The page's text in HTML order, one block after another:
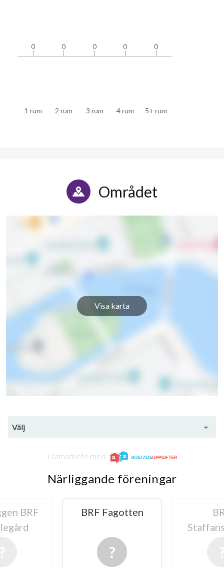
1 rum 2 rum 3 rum 4 rum 5+ rum
0
0 0
0 0
0 0
0 0
0
Området
Visa karta
Välj
I samarbete med
Närliggande föreningar
BRF
BRF Fagotten